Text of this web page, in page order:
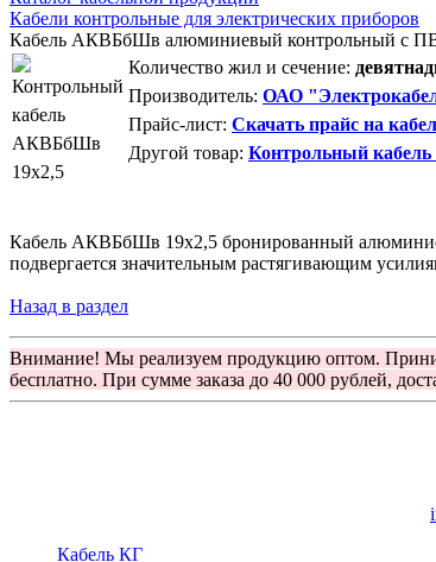
Кабели контрольные для электрических приборов
Кабель АКВБбШв алюминиевый контрольный с
Количество жил и сечение:
Производитель: ОАО
Прайс-лист: Скачать прайс на
Другой товар: Контрольный
Кабель АКВБбШв 19х2,5 бронированный
подвергается значительным растягивающим
Назад в раздел
Внимание! Мы реализуем продукцию оптом.
бесплатно. При сумме заказа до 40 000 рублей,
Кабель КГ